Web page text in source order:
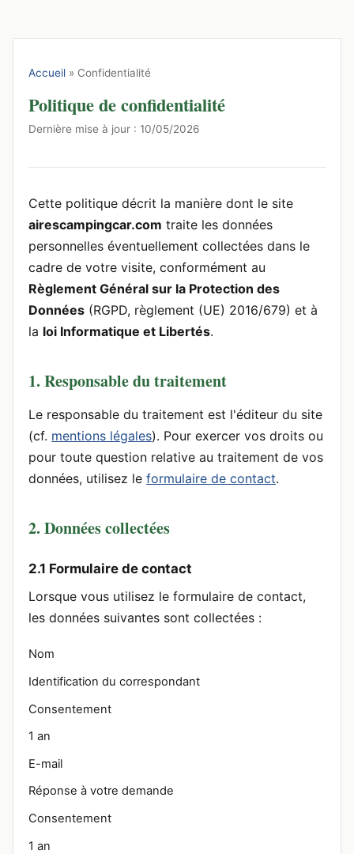
Accueil » Confidentialité
Politique de confidentialité
Dernière mise à jour : 10/05/2026
Cette politique décrit la manière dont le site
airescampingcar.com traite les données
personnelles éventuellement collectées dans le
cadre de votre visite, conformément au
Règlement Général sur la Protection des
Données (RGPD, règlement (UE) 2016/679) et à
la loi Informatique et Libertés.
1. Responsable du traitement
Le responsable du traitement est l'éditeur du site
(cf. mentions légales). Pour exercer vos droits ou
pour toute question relative au traitement de vos
données, utilisez leformulaire de contact.
2. Données collectées
2.1 Formulaire de contact
Lorsque vous utilisez le formulaire de contact,
les données suivantes sont collectées :
Nom
Identification du correspondant
Consentement
1 an
E-mail
Réponse à votre demande
Consentement
1 an